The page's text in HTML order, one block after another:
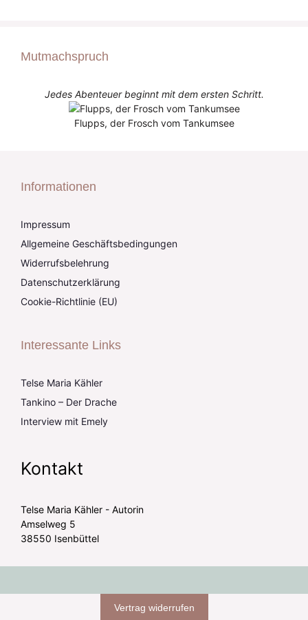
Mutmachspruch
Jedes Abenteuer beginnt mit dem ersten Schritt.
Flupps, der Frosch vom Tankumsee
Informationen
Impressum
Allgemeine Geschäftsbedingungen
Widerrufsbelehrung
Datenschutzerklärung
Cookie-Richtlinie (EU)
Interessante Links
Telse Maria Kähler
Tankino – Der Drache
Interview mit Emely
Kontakt
Telse Maria Kähler - Autorin
Amselweg 5
38550 Isenbüttel
Vertrag widerrufen